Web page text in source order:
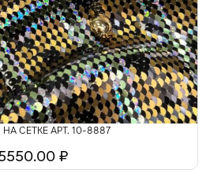
СЕТКЕ АРТ. 10-8887
₽